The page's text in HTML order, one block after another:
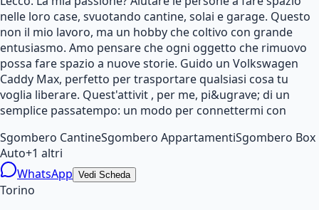
nelle loro case, svuotando cantine, solai e garage. Questo
non il mio lavoro, ma un hobby che coltivo con grande
entusiasmo. Amo pensare che ogni oggetto che rimuovo
possa fare spazio a nuove storie. Guido un Volkswagen
Caddy Max, perfetto per trasportare qualsiasi cosa tu
voglia liberare. Quest'attivit , per me, pi&ugrave; di un
semplice passatempo: un modo per connettermi con
Sgombero CantineSgombero AppartamentiSgombero Box
Auto+1 altri
WhatsApp Vedi Scheda
Torino